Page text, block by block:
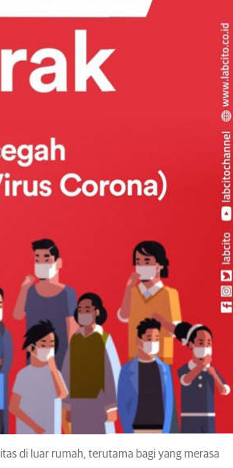
di luar rumah, terutama bagi yang merasa